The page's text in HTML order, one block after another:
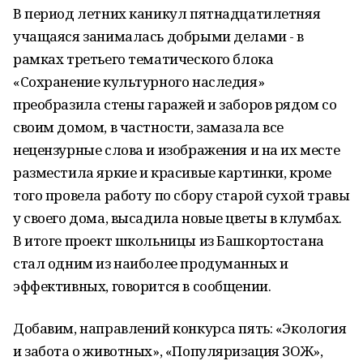
В период летних каникул пятнадцатилетняя
учащаяся занималась добрыми делами - в
рамках третьего тематического блока
«Сохранение культурного наследия»
преобразила стены гаражей и заборов рядом со
своим домом, в частности, замазала все
нецензурные слова и изображения и на их месте
разместила яркие и красивые картинки, кроме
того провела работу по сбору старой сухой травы
у своего дома, высадила новые цветы в клумбах.
В итоге проект школьницы из Башкортостана
стал одним из наиболее продуманных и
эффективных, говорится в сообщении.
Добавим, направлений конкурса пять: «Экология
и забота о животных», «Популяризация ЗОЖ»,